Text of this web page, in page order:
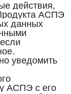
действия,
АСПЭ
данных
уведомить
АСПЭ с его